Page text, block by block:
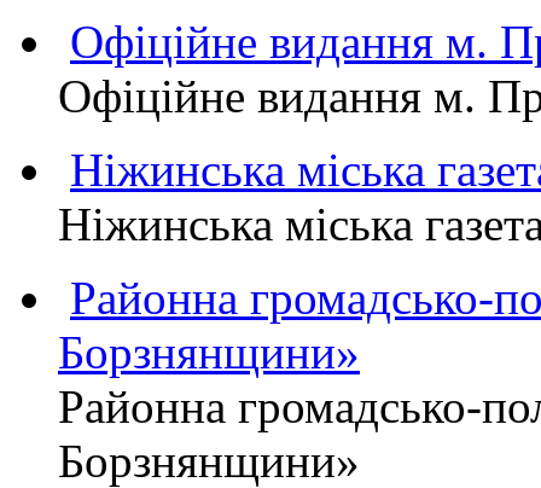
Офіційне видання
Офіційне видання м.
Ніжинська міська
Ніжинська міська
Районна громадсько-
Борзнянщини»
Районна громадсько-
Борзнянщини»